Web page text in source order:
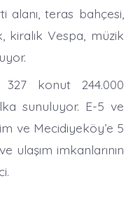
alanı, teras bahçesi,
kiralık Vespa, müzik
327 konut 244.000
sunuluyor. E-5 ve
ve Mecidiyeköy’e 5
ulaşım imkanlarının